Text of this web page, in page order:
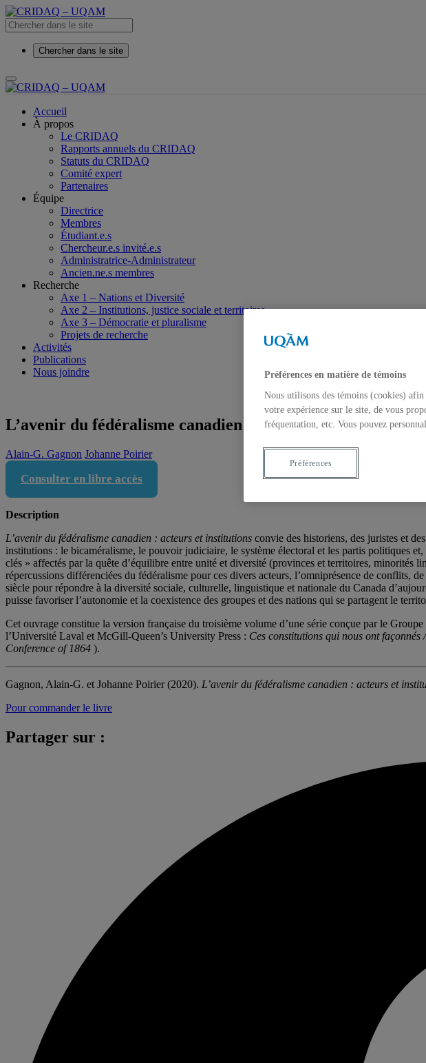
Chercher dans le site
Accueil
À propos
Le CRIDAQ
Rapports annuels du CRIDAQ
Statuts du CRIDAQ
Comité expert
Partenaires
Équipe
Directrice
Membres
Étudiant.e.s
Chercheur.e.s invité.e.s
Administratrice-Administrateur
Ancien.ne.s membres
Recherche
Axe 1 – Nations et Diversité
Axe 2 – Institutions, justice sociale et territoires
Axe 3 – Démocratie et pluralisme
Projets de recherche
Activités
Publications
Nous joindre
L’avenir du fédéralisme canadien : acteurs et institutions
Alain-G. Gagnon Johanne Poirier
Consulter en libre accès
Description
L’avenir du fédéralisme canadien : acteurs et institutions convie des historiens, des juristes et
institutions : le bicaméralisme, le pouvoir judiciaire, le système électoral et les partis politiques
clés » affectés par la quête d’équilibre entre unité et diversité (provinces et territoires, minorités
répercussions différenciées du fédéralisme pour ces divers acteurs, l’omniprésence de conflits,
siècle pour répondre à la diversité sociale, culturelle, linguistique et nationale du Canada
puisse favoriser l’autonomie et la coexistence des groupes et des nations qui se partagent le
Cet ouvrage constitue la version française du troisième volume d’une série conçue par le
l’Université Laval et McGill-Queen’s University Press : Ces constitutions qui nous ont
Conference of 1864 ).
Gagnon, Alain-G. et Johanne Poirier (2020). L’avenir du fédéralisme canadien : acteurs et
Pour commander le livre
Partager sur :
Préférences en matière de témoins
Nous utilisons des témoins (cookies)
votre expérience sur le site, de vous
fréquentation, etc. Vous pouvez
Préférences